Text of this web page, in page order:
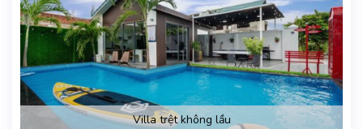
Villa trệt không lầu